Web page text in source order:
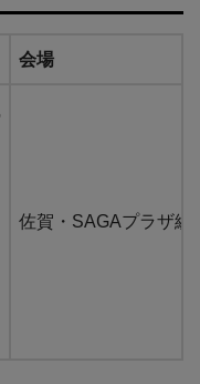
会場
佐賀・SAGAプラザ総